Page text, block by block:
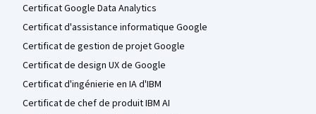
Certificat Google Data Analytics
Certificat d'assistance informatique Google
Certificat de gestion de projet Google
Certificat de design UX de Google
Certificat d'ingénierie en IA d'IBM
Certificat de chef de produit IBM AI